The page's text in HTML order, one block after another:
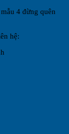
4 đừng quên
hệ: